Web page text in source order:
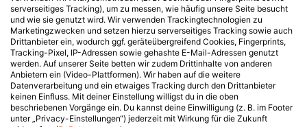
serverseitiges Tracking), um zu messen, wie häufig unsere Seite besucht
und wie sie genutzt wird. Wir verwenden Trackingtechnologien zu
Marketingzwecken und setzen hierzu serverseitiges Tracking sowie auch
Drittanbieter ein, wodurch ggf. geräteübergreifend Cookies, Fingerprints,
Tracking-Pixel, IP-Adressen sowie gehashte E-Mail-Adressen genutzt
werden. Auf unserer Seite betten wir zudem Drittinhalte von anderen
Anbietern ein (Video-Plattformen). Wir haben auf die weitere
Datenverarbeitung und ein etwaiges Tracking durch den Drittanbieter
keinen Einfluss. Mit deiner Einstellung willigst du in die oben
beschriebenen Vorgänge ein. Du kannst deine Einwilligung (z. B. im Footer
unter „Privacy-Einstellungen“) jederzeit mit Wirkung für die Zukunft